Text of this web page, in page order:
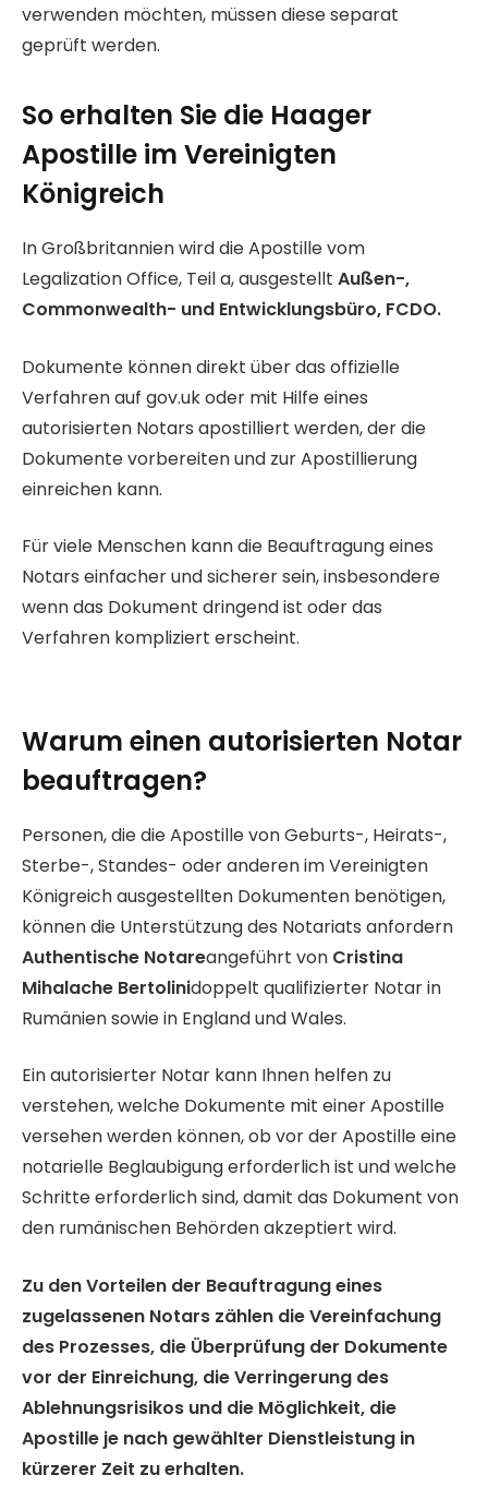
verwenden möchten, müssen diese separat
geprüft werden.
So erhalten Sie die Haager
Apostille im Vereinigten
Königreich
In Großbritannien wird die Apostille vom
Legalization Office, Teil a, ausgestellt Außen-,
Commonwealth- und Entwicklungsbüro, FCDO.
Dokumente können direkt über das offizielle
Verfahren auf gov.uk oder mit Hilfe eines
autorisierten Notars apostilliert werden, der die
Dokumente vorbereiten und zur Apostillierung
einreichen kann.
Für viele Menschen kann die Beauftragung eines
Notars einfacher und sicherer sein, insbesondere
wenn das Dokument dringend ist oder das
Verfahren kompliziert erscheint.
Warum einen autorisierten Notar
beauftragen?
Personen, die die Apostille von Geburts-, Heirats-,
Sterbe-, Standes- oder anderen im Vereinigten
Königreich ausgestellten Dokumenten benötigen,
können die Unterstützung des Notariats anfordern
Authentische Notareangeführt von Cristina
Mihalache Bertolinidoppelt qualifizierter Notar in
Rumänien sowie in England und Wales.
Ein autorisierter Notar kann Ihnen helfen zu
verstehen, welche Dokumente mit einer Apostille
versehen werden können, ob vor der Apostille eine
notarielle Beglaubigung erforderlich ist und welche
Schritte erforderlich sind, damit das Dokument von
den rumänischen Behörden akzeptiert wird.
Zu den Vorteilen der Beauftragung eines
zugelassenen Notars zählen die Vereinfachung
des Prozesses, die Überprüfung der Dokumente
vor der Einreichung, die Verringerung des
Ablehnungsrisikos und die Möglichkeit, die
Apostille je nach gewählter Dienstleistung in
kürzerer Zeit zu erhalten.